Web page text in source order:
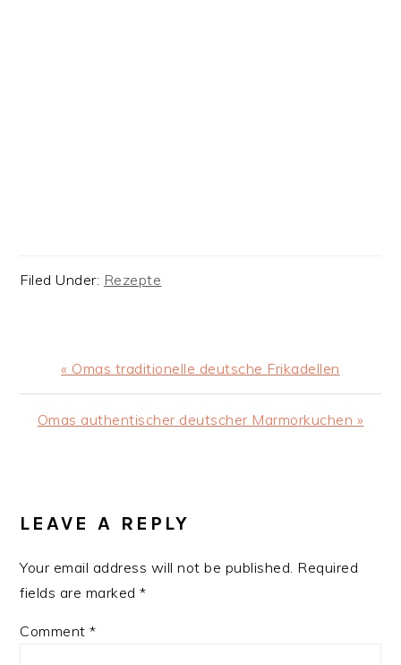
Filed Under: Rezepte
Previous
Post:
« Omas traditionelle deutsche Frikadellen
Next
Omas authentischer deutscher Marmorkuchen »
INTERACTIONS
LEAVE A REPLY
Your email address will not be published. Required
fields are marked*
Comment*